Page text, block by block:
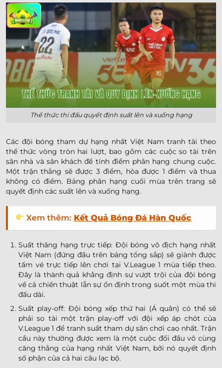
Thể thức thi đấu quyết định suất lên và xuống hạng
Các đội bóng tham dự hạng nhất Việt Nam tranh tài theo
thể thức vòng tròn hai lượt, bao gồm các cuộc so tài trên
sân nhà và sân khách để tính điểm phân hạng chung cuộc.
Một trận thắng sẽ được 3 điểm, hòa được 1 điểm và thua
không có điểm. Bảng phân hạng cuối mùa trên trang sẽ
quyết định các suất lên và xuống hạng.
Xem thêm: Kết Quả Bóng Đá Hàn Quốc
Suất thăng hạng trực tiếp: Đội bóng vô địch hạng nhất
Việt Nam (đứng đầu trên bảng tổng sắp) sẽ giành được
tấm vé trực tiếp lên chơi tại V.League 1 mùa tiếp theo.
Đây là thành quả khẳng định sự vượt trội của đội bóng
về cả chiến thuật lẫn sự ổn định trong suốt một mùa thi
đấu dài.
Suất play-off: Đội bóng xếp thứ hai (Á quân) có thể sẽ
phải so tài một trận play-off với đội xếp áp chót của
V.League 1 để tranh suất tham dự sân chơi cao nhất. Trận
cầu này thường được xem là một cuộc đối đầu vô cùng
căng thẳng của hạng nhất Việt Nam, bởi nó quyết định
số phận của cả hai câu lạc bộ.